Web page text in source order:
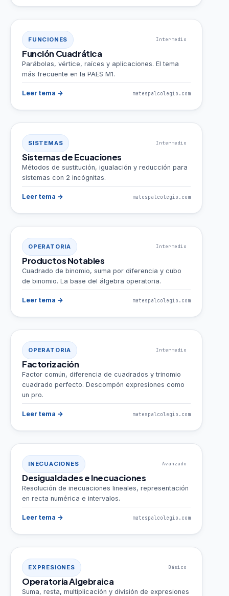
FUNCIONES Intermedio
Función Cuadrática
Parábolas, vértice, raíces y aplicaciones. El tema
más frecuente en la PAES M1.
Leer tema → matespalcolegio.com
SISTEMAS Intermedio
Sistemas de Ecuaciones
Métodos de sustitución, igualación y reducción para
sistemas con 2 incógnitas.
Leer tema → matespalcolegio.com
OPERATORIA Intermedio
Productos Notables
Cuadrado de binomio, suma por diferencia y cubo
de binomio. La base del álgebra operatoria.
Leer tema → matespalcolegio.com
OPERATORIA Intermedio
Factorización
Factor común, diferencia de cuadrados y trinomio
cuadrado perfecto. Descompón expresiones como
un pro.
Leer tema → matespalcolegio.com
INECUACIONES Avanzado
Desigualdades e Inecuaciones
Resolución de inecuaciones lineales, representación
en recta numérica e intervalos.
Leer tema → matespalcolegio.com
EXPRESIONES Básico
Operatoria Algebraica
Suma, resta, multiplicación y división de expresiones